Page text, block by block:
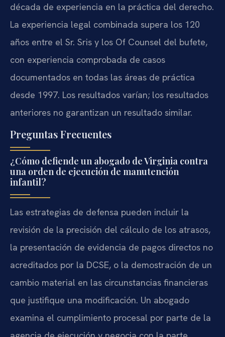
década de experiencia en la práctica del derecho.
La experiencia legal combinada supera los 120
años entre el Sr. Sris y los Of Counsel del bufete,
con experiencia comprobada de casos
documentados en todas las áreas de práctica
desde 1997. Los resultados varían; los resultados
anteriores no garantizan un resultado similar.
Preguntas Frecuentes
¿Cómo defiende un abogado de Virginia contra
una orden de ejecución de manutención
infantil?
Las estrategias de defensa pueden incluir la
revisión de la precisión del cálculo de los atrasos,
la presentación de evidencia de pagos directos no
acreditados por la DCSE, o la demostración de un
cambio material en las circunstancias financieras
que justifique una modificación. Un abogado
examina el cumplimiento procesal por parte de la